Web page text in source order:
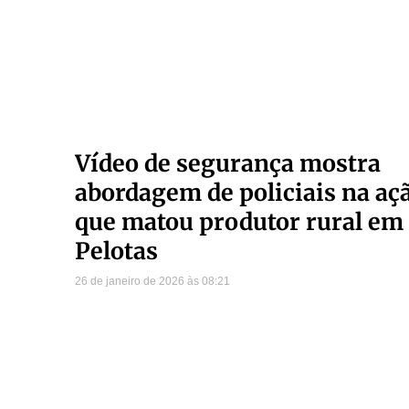
Vídeo de segurança mostra
abordagem de policiais na
que matou produtor rural em
Pelotas
26 de janeiro de 2026 08:21